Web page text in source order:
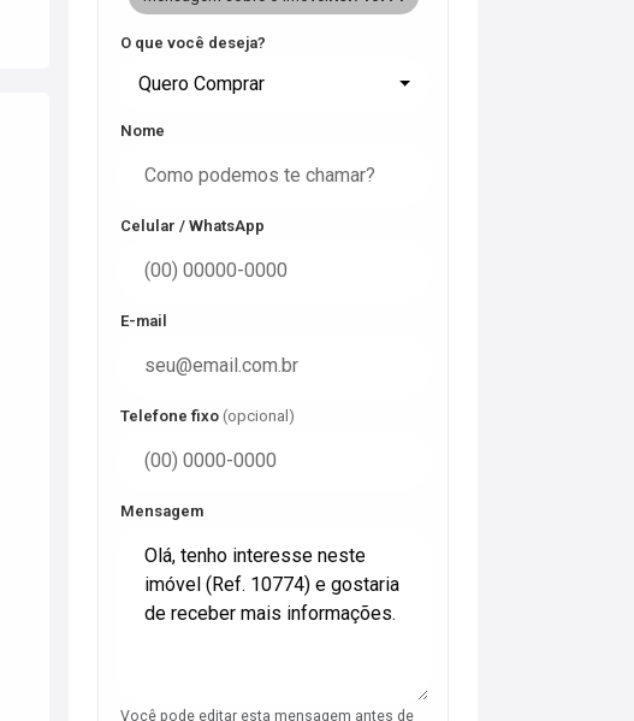
O que você deseja?
Quero Comprar
Nome
Celular / WhatsApp
E-mail
Telefone fixo (opcional)
Mensagem
Você pode editar esta mensagem antes de